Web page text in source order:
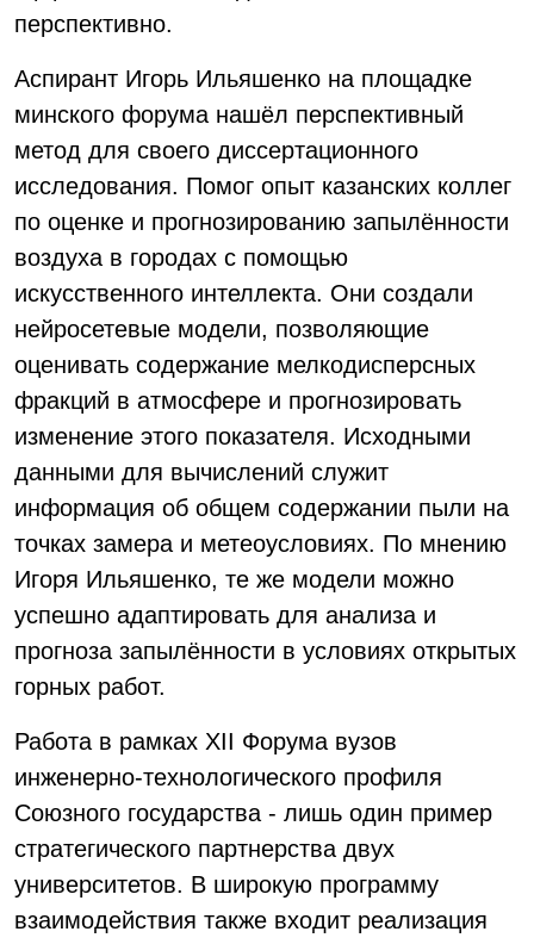
перспективно.
Аспирант Игорь Ильяшенко на площадке
минского форума нашёл перспективный
метод для своего диссертационного
исследования. Помог опыт казанских коллег
по оценке и прогнозированию запылённости
воздуха в городах с помощью
искусственного интеллекта. Они создали
нейросетевые модели, позволяющие
оценивать содержание мелкодисперсных
фракций в атмосфере и прогнозировать
изменение этого показателя. Исходными
данными для вычислений служит
информация об общем содержании пыли на
точках замера и метеоусловиях. По мнению
Игоря Ильяшенко, те же модели можно
успешно адаптировать для анализа и
прогноза запылённости в условиях открытых
горных работ.
Работа в рамках XII Форума вузов
инженерно-технологического профиля
Союзного государства - лишь один пример
стратегического партнерства двух
университетов. В широкую программу
взаимодействия также входит реализация